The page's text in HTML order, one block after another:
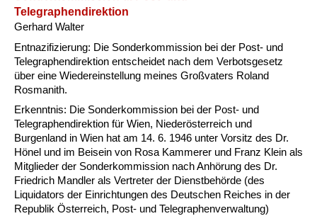
Telegraphendirektion
Gerhard Walter
Entnazifizierung: Die Sonderkommission bei der Post- und
Telegraphendirektion entscheidet nach dem Verbotsgesetz
über eine Wiedereinstellung meines Großvaters Roland
Rosmanith.
Erkenntnis: Die Sonderkommission bei der Post- und
Telegraphendirektion für Wien, Niederösterreich und
Burgenland in Wien hat am 14. 6. 1946 unter Vorsitz des Dr.
Hönel und im Beisein von Rosa Kammerer und Franz Klein als
Mitglieder der Sonderkommission nach Anhörung des Dr.
Friedrich Mandler als Vertreter der Dienstbehörde (des
Liquidators der Einrichtungen des Deutschen Reiches in der
Republik Österreich, Post- und Telegraphenverwaltung)